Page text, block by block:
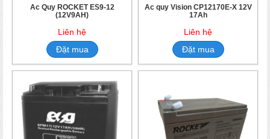
Ắc Quy ROCKET ES9-12
(12V9AH)
Liên hệ
Đặt mua
Ắc quy Vision CP12170E-X 12V
17Ah
Liên hệ
Đặt mua